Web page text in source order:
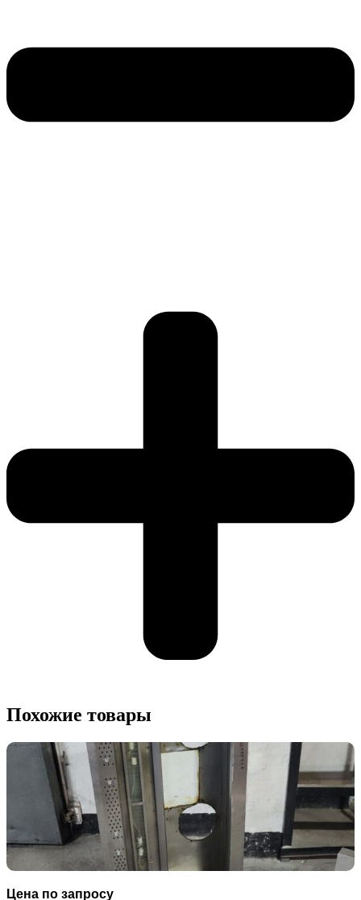
Похожие товары
Цена по запросу